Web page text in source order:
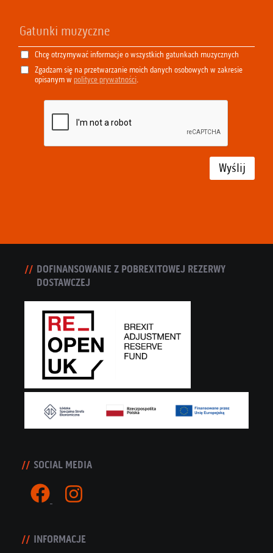
Chcę otrzymywać informacje o wszystkich gatunkach muzycznych
Zgadzam się na przetwarzanie moich danych osobowych w zakresie
opisanym w polityce prywatności.
Wyślij
DOFINANSOWANIE Z POBREXITOWEJ REZERWY
DOSTAWCZEJ
SOCIAL MEDIA
INFORMACJE